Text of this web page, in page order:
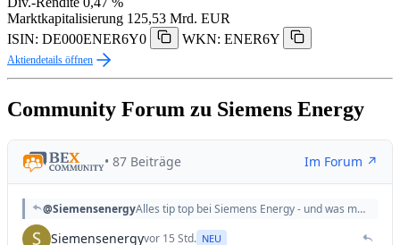
Marktkapitalisierung 125,53 Mrd. EUR
ISIN: DE000ENER6Y0
WKN: ENER6Y
Aktiendetails öffnen
Community Forum zu Siemens Energy